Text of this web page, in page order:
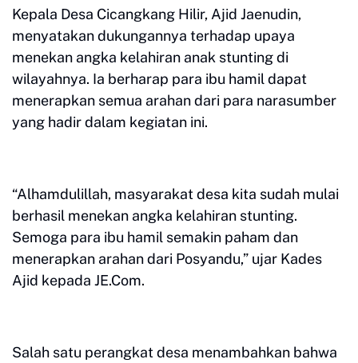
Kepala Desa Cicangkang Hilir, Ajid Jaenudin,
menyatakan dukungannya terhadap upaya
menekan angka kelahiran anak stunting di
wilayahnya. Ia berharap para ibu hamil dapat
menerapkan semua arahan dari para narasumber
yang hadir dalam kegiatan ini.
“Alhamdulillah, masyarakat desa kita sudah mulai
berhasil menekan angka kelahiran stunting.
Semoga para ibu hamil semakin paham dan
menerapkan arahan dari Posyandu,” ujar Kades
Ajid kepada JE.Com.
Salah satu perangkat desa menambahkan bahwa